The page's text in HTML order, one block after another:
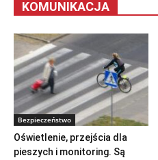
KOMUNIKACJA
Bezpieczeństwo
Oświetlenie, przejścia dla
pieszych i monitoring. Są